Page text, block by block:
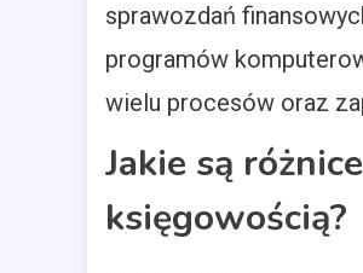
sprawozdań
programów
wielu procesów oraz
Jakie są
księgowością?